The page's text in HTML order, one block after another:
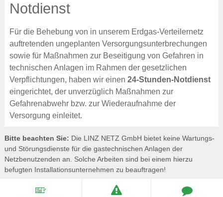
Notdienst
Für die Behebung von in unserem Erdgas-Verteilernetz
auftretenden ungeplanten Versorgungsunterbrechungen
sowie für Maßnahmen zur Beseitigung von Gefahren in
technischen Anlagen im Rahmen der gesetzlichen
Verpflichtungen, haben wir einen 24-Stunden-Notdienst
eingerichtet, der unverzüglich Maßnahmen zur
Gefahrenabwehr bzw. zur Wiederaufnahme der
Versorgung einleitet.
Bitte beachten Sie: Die LINZ NETZ GmbH bietet keine Wartungs-
und Störungsdienste für die gastechnischen Anlagen der
Netzbenutzenden an. Solche Arbeiten sind bei einem hierzu
befugten Installationsunternehmen zu beauftragen!